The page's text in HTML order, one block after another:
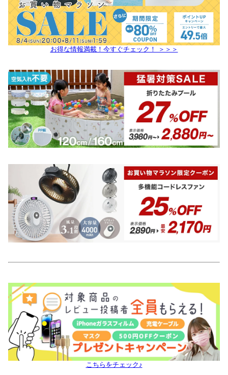
お得な情報満載！今すぐチェック！ ＞＞＞
こちらをチェック♪